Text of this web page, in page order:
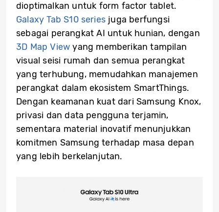
dioptimalkan untuk form factor tablet.
Galaxy Tab S10 series juga berfungsi
sebagai perangkat AI untuk hunian, dengan
3D Map View yang memberikan tampilan
visual seisi rumah dan semua perangkat
yang terhubung, memudahkan manajemen
perangkat dalam ekosistem SmartThings.
Dengan keamanan kuat dari Samsung Knox,
privasi dan data pengguna terjamin,
sementara material inovatif menunjukkan
komitmen Samsung terhadap masa depan
yang lebih berkelanjutan.